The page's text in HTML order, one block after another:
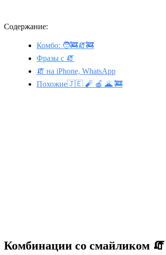
Содержание:
Комбо: 🧑‍🚒🧯🚒
Фразы с 🧯
🧯 на iPhone, WhatsApp
Похожие🇯🇪 🧨 🍎 🌋 🚒
Комбинации со смайликом